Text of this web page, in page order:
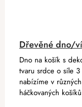
Dřevěné dno/
Dno na košík s
tvaru srdce o síle
nabízíme v
háčkovaných